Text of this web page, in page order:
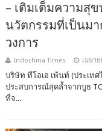
– เติมเต็มความสุ
นวัตกรรมที่เป็นม
วงการ
Indochina Times เมษา
บริษัท ทีโอเอ เพ้นท์ (ประเท
ประสบการณ์สุดล้ำจากบูธ
ที่จ...